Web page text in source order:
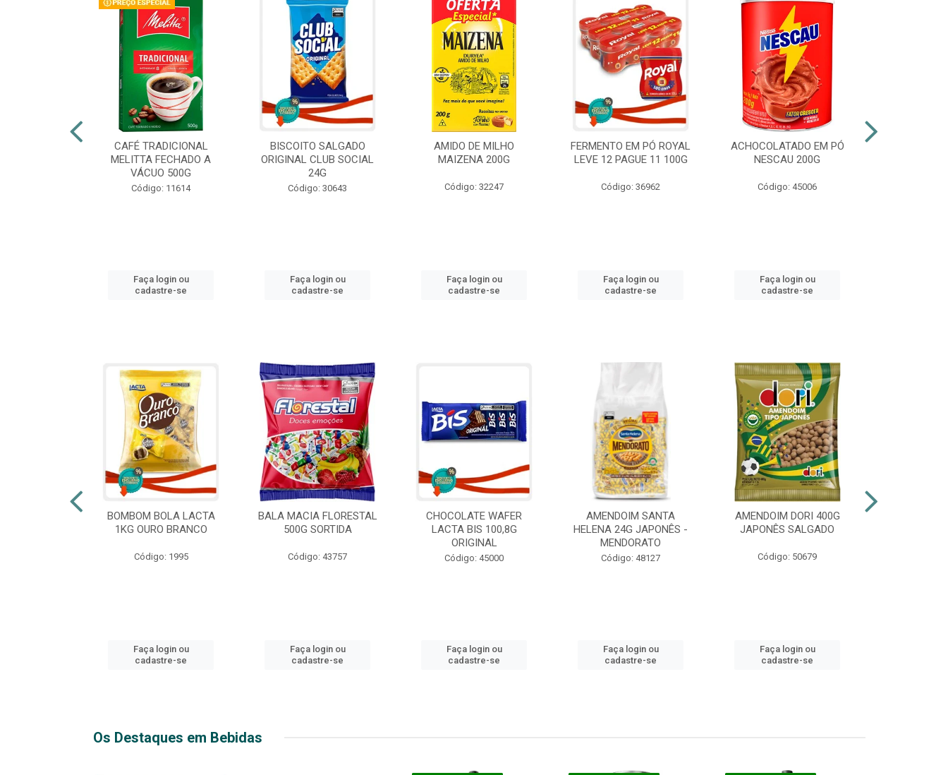
CAFÉ TRADICIONAL
MELITTA FECHADO A
VÁCUO 500G
Código: 11614
Faça login ou
cadastre-se
BISCOITO SALGADO
ORIGINAL CLUB SOCIAL
24G
Código: 30643
Faça login ou
cadastre-se
AMIDO DE MILHO
MAIZENA 200G
Código: 32247
Faça login ou
cadastre-se
FERMENTO EM PÓ ROYAL
LEVE 12 PAGUE 11 100G
Código: 36962
Faça login ou
cadastre-se
ACHOCOLATADO EM PÓ
NESCAU 200G
Código: 45006
Faça login ou
cadastre-se
BOMBOM BOLA LACTA
1KG OURO BRANCO
Código: 1995
Faça login ou
cadastre-se
BALA MACIA FLORESTAL
500G SORTIDA
Código: 43757
Faça login ou
cadastre-se
CHOCOLATE WAFER
LACTA BIS 100,8G
ORIGINAL
Código: 45000
Faça login ou
cadastre-se
AMENDOIM SANTA
HELENA 24G JAPONÊS -
MENDORATO
Código: 48127
Faça login ou
cadastre-se
AMENDOIM DORI 400G
JAPONÊS SALGADO
Código: 50679
Faça login ou
cadastre-se
Os Destaques em Bebidas